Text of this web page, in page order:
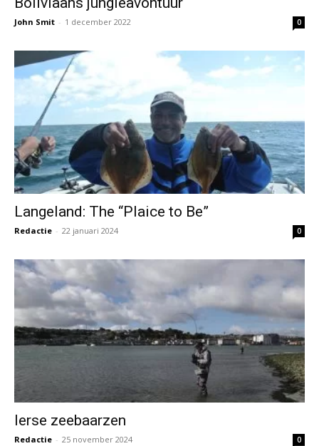
John Smit - 1 december 2022 0
Langeland: The “Plaice to Be”
Redactie - 22 januari 2024 0
Ierse zeebaarzen
Redactie - 25 november 2024 0